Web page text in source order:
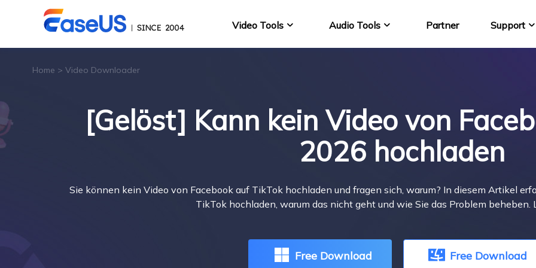
Video Tools
Video Downloader
YouTube Video auf
VideoKit
Audio Tools Partner Support
Home > Video Downloader
[Gelöst] Kann kein Video von
2026 hochladen
Sie können kein Video von Facebook auf TikTok hochladen und fragen sich, warum? In diesem Artikel
TikTok hochladen, warum das nicht geht und wie Sie das Problem beheben.
Free Download Free Download